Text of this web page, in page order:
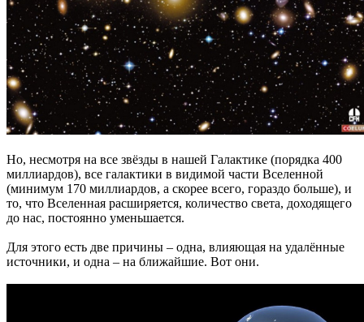
Но, несмотря на все звёзды в нашей Галактике (порядка 400
миллиардов), все галактики в видимой части Вселенной
(минимум 170 миллиардов, а скорее всего, гораздо больше), и
то, что Вселенная расширяется, количество света, доходящего
до нас, постоянно уменьшается.
Для этого есть две причины – одна, влияющая на удалённые
источники, и одна – на ближайшие. Вот они.